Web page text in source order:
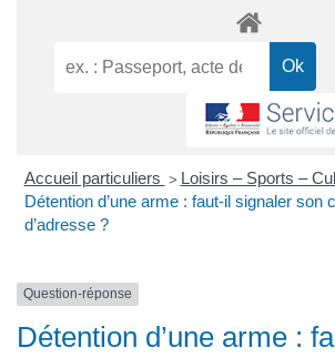
Accueil particuliers > Loisirs – Sports –
Détention d’une arme : faut-il signaler son
d’adresse ?
Question-réponse
Détention d’une arme :